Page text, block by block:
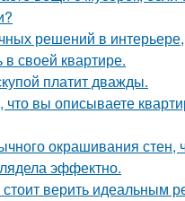
решений в
своей квартире.
платит дважды.
вы описываете
окрашивания стен,
эффектно.
верить идеальным